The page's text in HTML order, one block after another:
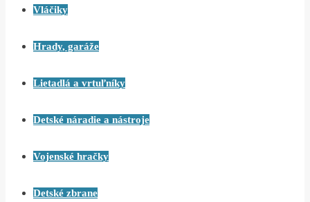
Vláčiky
Hrady, garáže
Lietadlá a vrtuľníky
Detské náradie a nástroje
Vojenské hračky
Detské zbrane